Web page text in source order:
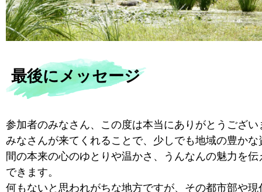
最後にメッセージ
参加者のみなさん、この度は本当にありがとうござい
みなさんが来てくれることで、少しでも地域の豊かな
間の本来の心のゆとりや温かさ、うんなんの魅力を伝
できます。
何もないと思われがちな地方ですが、その都市部や現